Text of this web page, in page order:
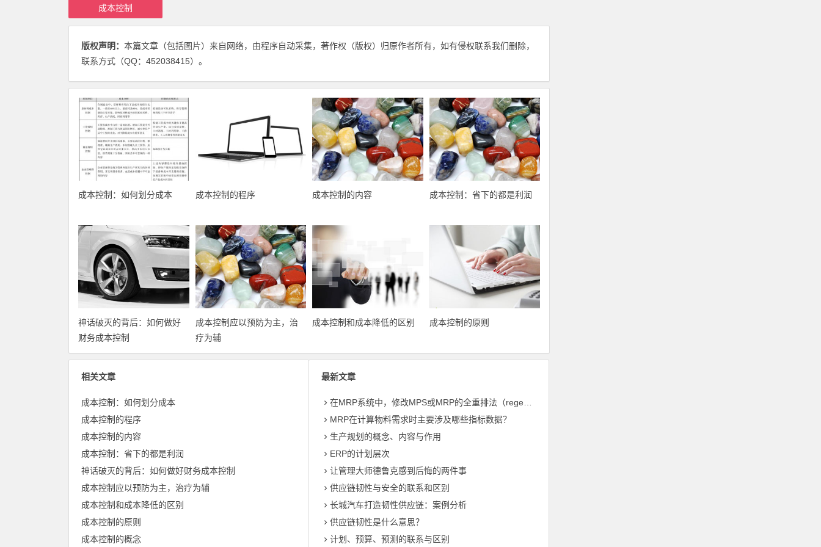
成本控制
版权声明： 本篇文章（包括图片）来自网络，由程序自动采集，著作权（版权）归原作者所有，如有侵权联系我们删除，
联系方式（QQ：452038415）。
成本控制：如何划分成本 成本控制的程序 成本控制的内容 成本控制：省下的都是利润
神话破灭的背后：如何做好
财务成本控制
成本控制应以预防为主，治
疗为辅
成本控制和成本降低的区别 成本控制的原则
相关文章
成本控制：如何划分成本
成本控制的程序
成本控制的内容
成本控制：省下的都是利润
神话破灭的背后：如何做好财务成本控制
成本控制应以预防为主，治疗为辅
成本控制和成本降低的区别
成本控制的原则
成本控制的概念
最新文章
在MRP系统中，修改MPS或MRP的全重排法（regeneration）和净改变法？
MRP在计算物料需求时主要涉及哪些指标数据？
生产规划的概念、内容与作用
ERP的计划层次
让管理大师德鲁克感到后悔的两件事
供应链韧性与安全的联系和区别
长城汽车打造韧性供应链：案例分析
供应链韧性是什么意思？
计划、预算、预测的联系与区别